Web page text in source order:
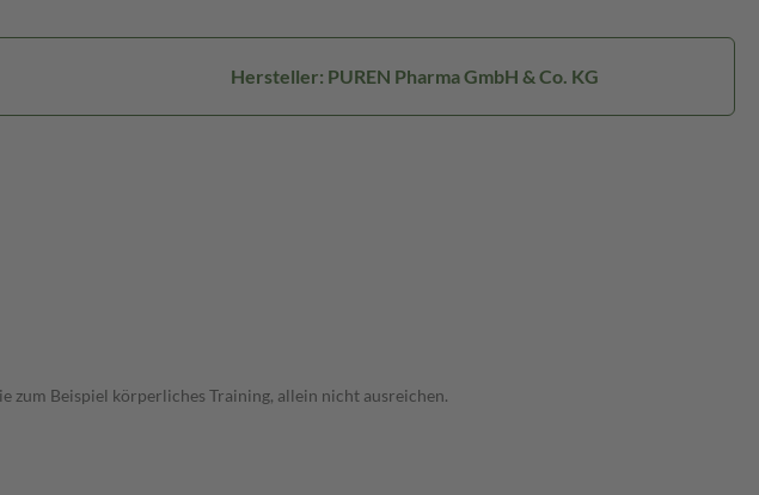
Hersteller: PUREN Pharma GmbH & Co. KG
zum Beispiel körperliches Training, allein nicht ausreichen.